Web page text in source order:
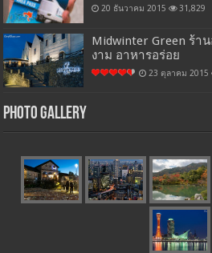
20 ธันวาคม 2015 31,829
Midwinter Green ร้า
งาม อาหารอร่อย
23 ตุลาคม 2015
Photo Gallery